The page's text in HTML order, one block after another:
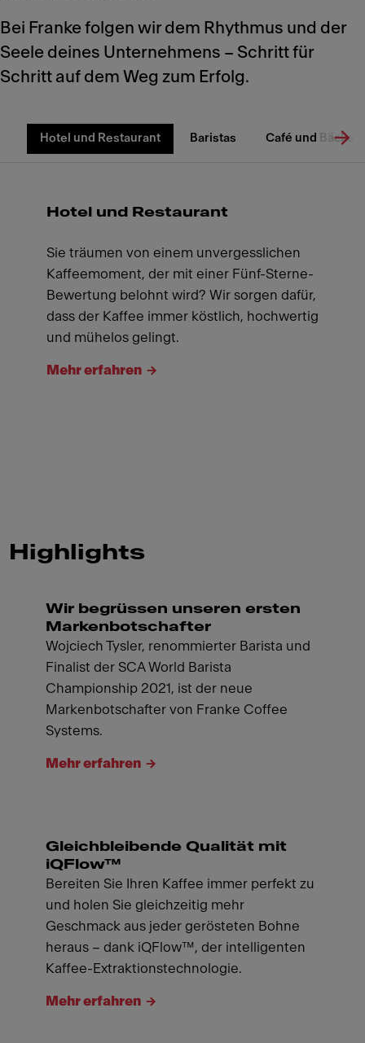
Bei Franke folgen wir dem Rhythmus und der
Seele deines Unternehmens – Schritt für
Schritt auf dem Weg zum Erfolg.
Hotel und Restaurant Baristas Café und
Hotel und Restaurant
Sie träumen von einem unvergesslichen
Kaffeemoment, der mit einer Fünf-Sterne-
Bewertung belohnt wird? Wir sorgen dafür,
dass der Kaffee immer köstlich, hochwertig
und mühelos gelingt.
Mehr erfahren
Highlights
Wir begrüssen unseren ersten
Markenbotschafter
Wojciech Tysler, renommierter Barista und
Finalist der SCA World Barista
Championship 2021, ist der neue
Markenbotschafter von Franke Coffee
Systems.
Mehr erfahren
Gleichbleibende Qualität mit
iQFlow™
Bereiten Sie Ihren Kaffee immer perfekt zu
und holen Sie gleichzeitig mehr
Geschmack aus jeder gerösteten Bohne
heraus – dank iQFlow™, der intelligenten
Kaffee-Extraktionstechnologie.
Mehr erfahren